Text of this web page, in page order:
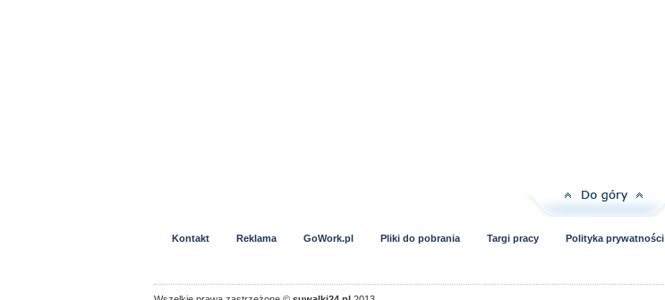
Kontakt Reklama GoWork.pl Pliki do pobrania Targi pracy Polityka prywatności